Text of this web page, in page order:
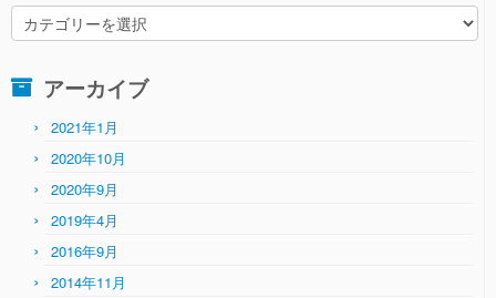
カ
テ
リ
アーカイブ
2021年1月
2020年10月
2020年9月
2019年4月
2016年9月
2014年11月